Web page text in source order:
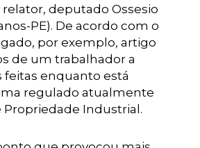
deputado Ossesio
PE). De acordo com o
por exemplo, artigo
de um trabalhador a
feitas enquanto está
regulado atualmente
Propriedade Industrial.